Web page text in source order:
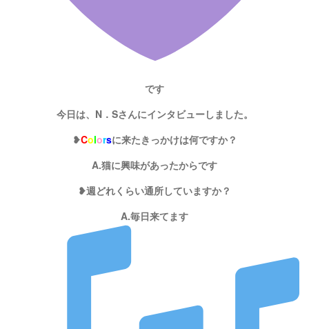
です
今日は、N．Sさんにインタビューしました。
❥Colorsに来たきっかけは何ですか？
A.猫に興味があったからです
❥週どれくらい通所していますか？
A.毎日来てます